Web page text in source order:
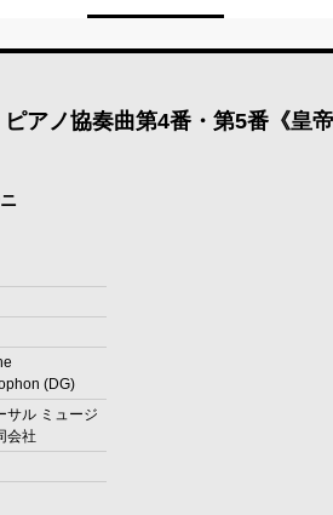
アノ協奏曲第4番・第5番《皇帝
(DG)
サル ミュージ
会社